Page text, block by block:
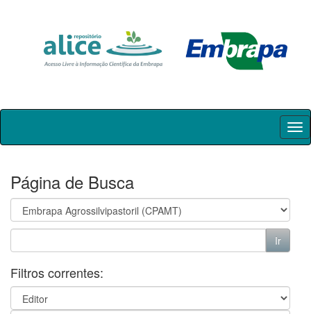
Skip
Página de Busca
Filtros correntes: